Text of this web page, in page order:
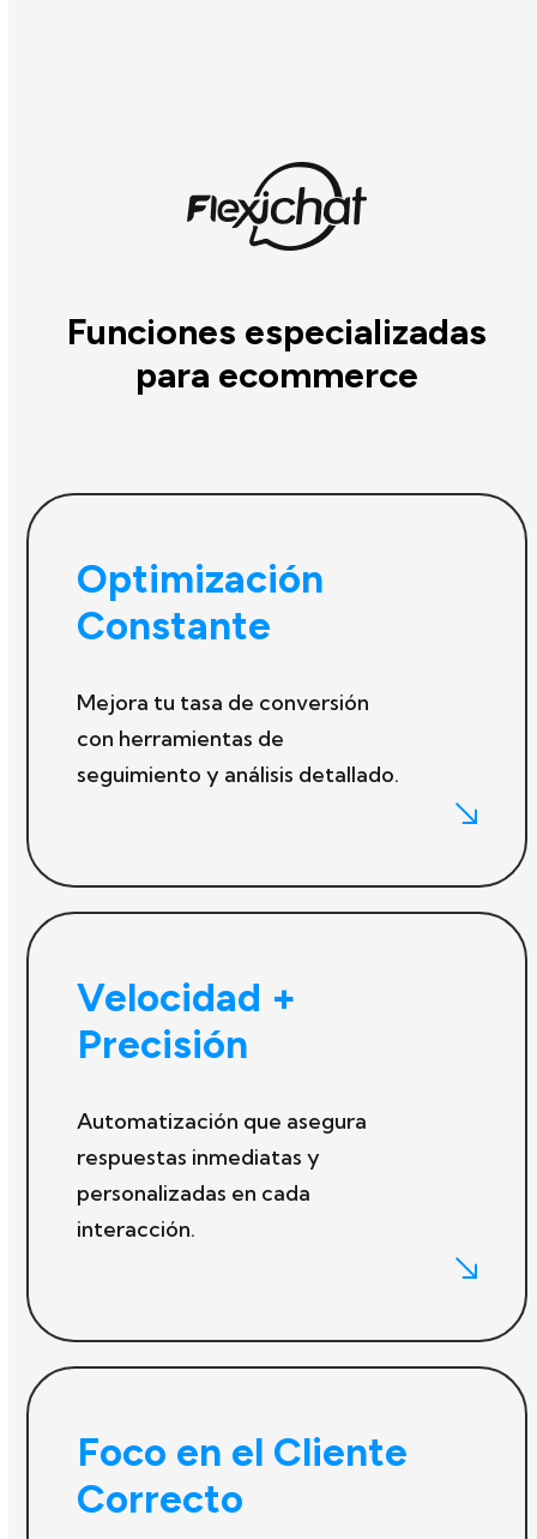
Funciones especializadas
para ecommerce
Optimización
Constante
Mejora tu tasa de conversión
con herramientas de
seguimiento y análisis detallado.
Velocidad +
Precisión
Automatización que asegura
respuestas inmediatas y
personalizadas en cada
interacción.
Foco en el Cliente
Correcto